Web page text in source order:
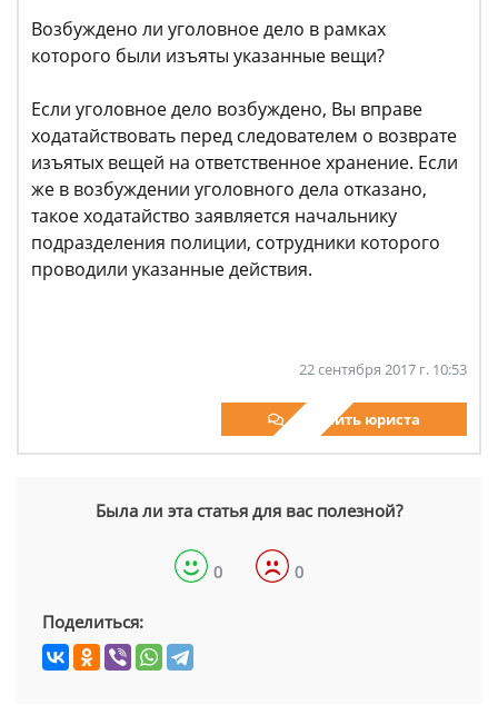
Возбуждено ли уголовное дело в рамках
которого были изъяты указанные вещи?
Если уголовное дело возбуждено, Вы вправе
ходатайствовать перед следователем о возврате
изъятых вещей на ответственное хранение. Если
же в возбуждении уголовного дела отказано,
такое ходатайство заявляется начальнику
подразделения полиции, сотрудники которого
проводили указанные действия.
22 сентября 2017 г. 10:53
Спросить юриста
Была ли эта статья для вас полезной?
0 0
Поделиться: